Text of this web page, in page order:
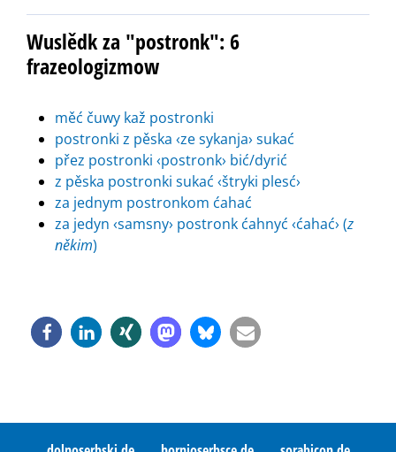
Wuslědk za "postronk": 6
frazeologizmow
měć čuwy kaž postronki
postronki z pěska ‹ze sykanja› sukać
přez postronki ‹postronk› bić/dyrić
z pěska postronki sukać ‹štryki plesć›
za jednym postronkom ćahać
za jedyn ‹samsny› postronk ćahnyć ‹ćahać› (z
někim)